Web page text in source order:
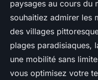
paysages au cours du
souhaitiez admirer les
des villages
plages paradisiaques,
une mobilité sans
vous optimisez votre